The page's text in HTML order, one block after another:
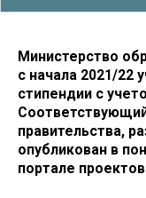
Министерство
с начала 2021/22​
стипендии с
правительства,
опубликован в
портале